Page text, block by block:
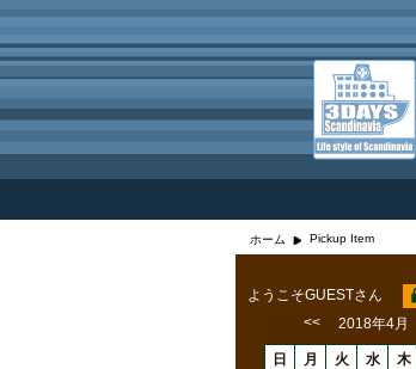
ホーム Pickup Item
ようこそGUESTさん
<<
2018年4月
日 月 火 水 木